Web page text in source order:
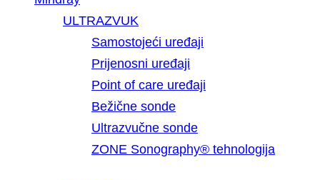
ULTRAZVUK
Samostojeći uređaji
Prijenosni uređaji
Point of care uređaji
Bežične sonde
Ultrazvučne sonde
ZONE Sonography® tehnologija